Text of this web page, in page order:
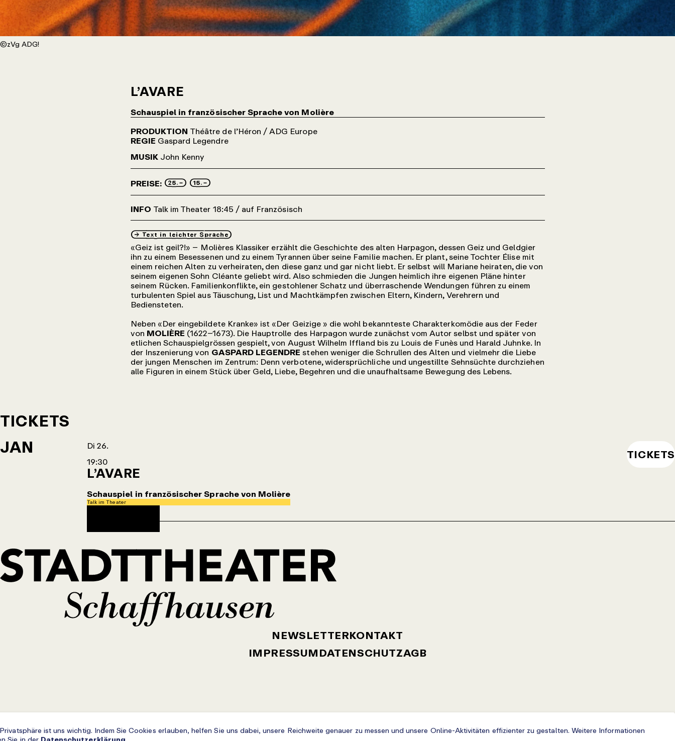
©zVg ADG!
L’AVARE
Schauspiel in französischer Sprache von Molière
PRODUKTION Théâtre de l’Héron / ADG Europe
REGIE Gaspard Legendre
MUSIKJohn Kenny
PREISE: 25.– 15.–
INFO Talk im Theater 18:45 / auf Französisch
→_Text_in_leichter_Sprache
«Geiz ist geil?!» – Molières Klassiker erzählt die Geschichte des alten Harpagon, dessen Geiz und Geldgier
ihn zu einem Besessenen und zu einem Tyrannen über seine Familie machen. Er plant, seine Tochter Élise mit
einem reichen Alten zu verheiraten, den diese ganz und gar nicht liebt. Er selbst will Mariane heiraten, die von
seinem eigenen Sohn Cléante geliebt wird. Also schmieden die Jungen heimlich ihre eigenen Pläne hinter
seinem Rücken. Familienkonflikte, ein gestohlener Schatz und überraschende Wendungen führen zu einem
turbulenten Spiel aus Täuschung, List und Machtkämpfen zwischen Eltern, Kindern, Verehrern und
Bediensteten.
Neben «Der eingebildete Kranke» ist «Der Geizige » die wohl bekannteste Charakterkomödie aus der Feder
von MOLIÈRE (1622–1673). Die Hauptrolle des Harpagon wurde zunächst vom Autor selbst und später von
etlichen Schauspielgrössen gespielt, von August Wilhelm Iffland bis zu Louis de Funès und Harald Juhnke. In
der Inszenierung von GASPARD LEGENDRE stehen weniger die Schrullen des Alten und vielmehr die Liebe
der jungen Menschen im Zentrum: Denn verbotene, widersprüchliche und ungestillte Sehnsüchte durchziehen
alle Figuren in einem Stück über Geld, Liebe, Begehren und die unaufhaltsame Bewegung des Lebens.
TICKETS
JAN
Di 26.
19:30
L’AVARE
Schauspiel in französischer Sprache von Molière
Talk im Theater
TICKETS
NEWSLETTERKONTAKT
IMPRESSUM DATENSCHUTZAGB
ist uns wichtig. Indem Sie Cookies erlauben, helfen Sie uns dabei, unsere Reichweite genauer zu messen und unsere Online-Aktivitäten effizienter zu gestalten. Weitere Informationen
Sie in der Datenschutzerklärung